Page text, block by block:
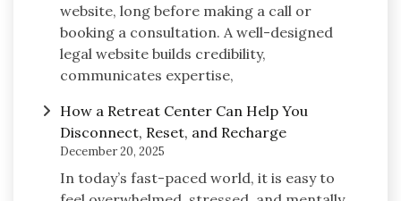
website, long before making a call or
booking a consultation. A well-designed
legal website builds credibility,
communicates expertise,
How a Retreat Center Can Help You
Disconnect, Reset, and Recharge
December 20, 2025
In today’s fast-paced world, it is easy to